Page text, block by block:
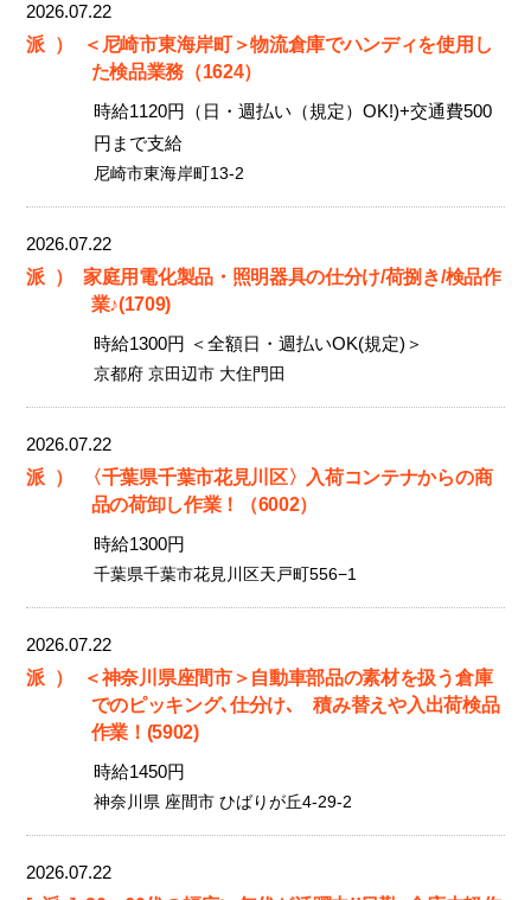
2026.07.22
派）
＜尼崎市東海岸町＞物流倉庫でハンディを使用し
た検品業務（1624）
時給1120円（日・週払い（規定）OK!)+交通費500
円まで支給
尼崎市東海岸町13-2
2026.07.22
派）家庭用電化製品・照明器具の仕分け/荷捌き/検品作
業♪(1709)
時給1300円 ＜全額日・週払いOK(規定)＞
京都府 京田辺市 大住門田
2026.07.22
派）
〈千葉県千葉市花見川区〉入荷コンテナからの商
品の荷卸し作業！（6002）
時給1300円
千葉県千葉市花見川区天戸町556−1
2026.07.22
派）
＜神奈川県座間市＞自動車部品の素材を扱う倉庫
でのピッキング､仕分け､ 積み替えや入出荷検品
作業！(5902)
時給1450円
神奈川県 座間市 ひばりが丘4-29-2
2026.07.22